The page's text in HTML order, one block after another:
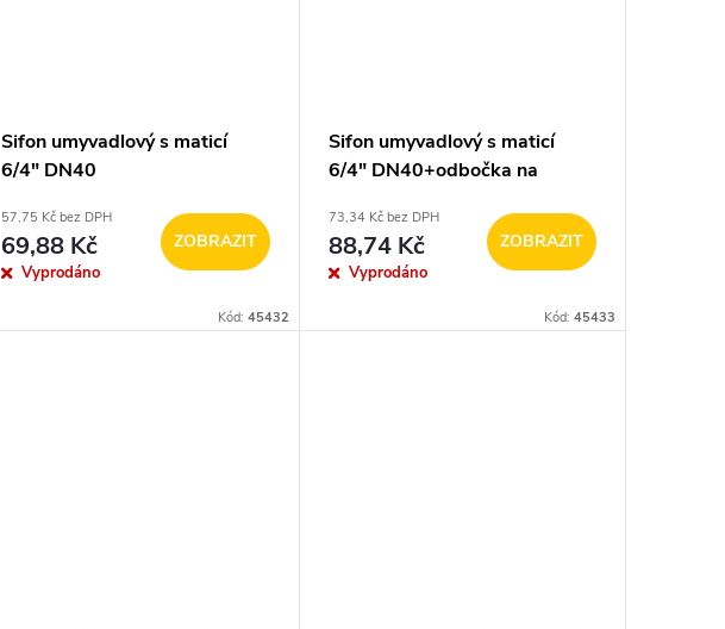
Sifon umyvadlový s maticí
6/4" DN40
57,75 Kč bez DPH
69,88 Kč
Vyprodáno
ZOBRAZIT
Kód: 45432
Sifon umyvadlový s maticí
6/4" DN40+odbočka na
73,34 Kč bez DPH
88,74 Kč
Vyprodáno
ZOBRAZIT
Kód: 45433